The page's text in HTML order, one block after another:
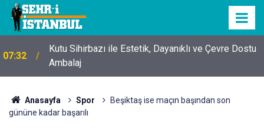
07:32
Kutu Sihirbazı ile Estetik, Dayanıklı ve Çevre Dostu
Ambalaj
Anasayfa Spor
Beşiktaş ise maçın başından son
gününe kadar başarılı